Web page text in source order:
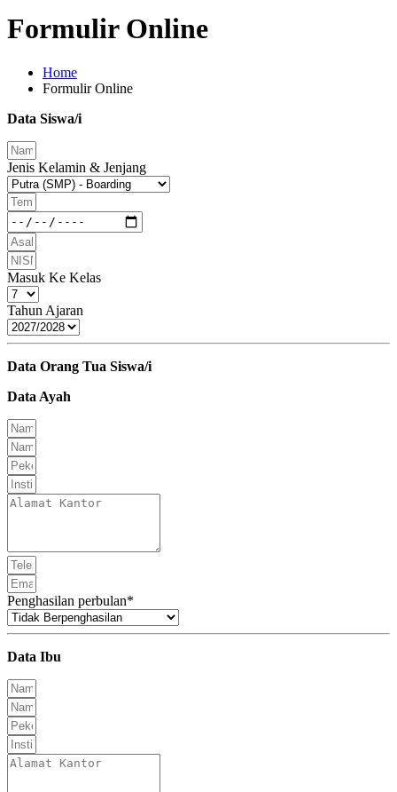
Formulir Online
Home
Formulir Online
Data Siswa/i
Jenis Kelamin & Jenjang
Masuk Ke Kelas
Tahun Ajaran
Data Orang Tua Siswa/i
Data Ayah
Penghasilan perbulan*
Data Ibu